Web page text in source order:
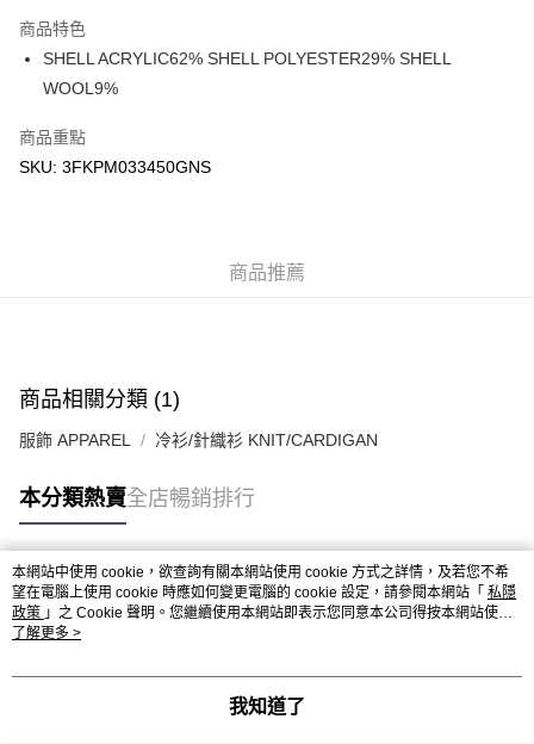
AlipayHK
WeChat Pay
商品特色
SHELL ACRYLIC62% SHELL POLYESTER29% SHELL
WOOL9%
商品重點
SKU: 3FKPM033450GNS
商品推薦
商品相關分類 (1)
服飾 APPAREL 冷衫/針織衫 KNIT/CARDIGAN
本分類熱賣全店暢銷排行
熱門標籤
熱銷排行
本網站中使用 cookie，欲查詢有關本網站使用 cookie 方式之詳情，及若您不希
望在電腦上使用 cookie 時應如何變更電腦的 cookie 設定，請參閱本網站「 私隱
政策 」之 Cookie 聲明。您繼續使用本網站即表示您同意本公司得按本網站使用
條款之 Cookie 聲明使用 cookie。
了解更多 >
我知道了